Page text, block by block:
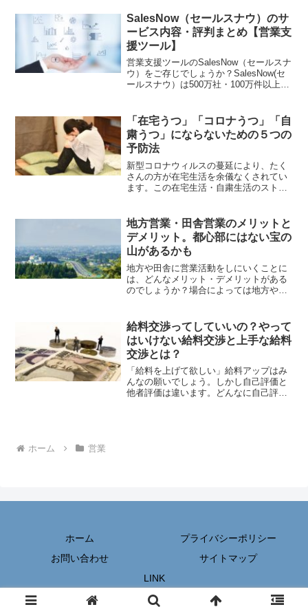
朗報です。アイロンがけ不要の「アイシ
ャツ」を買ってみましたが、本当にアイ
ロン不要ですので紹介します。
SalesNow（セールスナウ）のサ
ービス内容・評判まとめ【営業支
援ツール】
営業支援ツールのSalesNow（セールスナ
ウ）をご存じでしょうか？SalesNow(セ
ールスナウ）は500万社・100万件以上の
こではSalesNowのサービス内容と評判を
紹介します。
「在宅うつ」「コロナうつ」「自
粛うつ」にならないための５つの
予防法
新型コロナウィルスの蔓延により、たく
さんの方が在宅生活を余儀なくされてい
ます。この在宅生活・自粛生活のストレ
「コロナうつ」「自粛うつ」にならない
ように、5つの予防法をご紹介します。
地方営業・田舎営業のメリットと
デメリット。都心部にはない宝の
山があるかも
地方や田舎に営業活動をしにいくことに
は、どんなメリット・デメリットがある
のでしょうか？場合によっては地方や田
があるのか。地方営業・田舎営業を成功
させる方法を解説します。
給料交渉ってしていいの？やって
はいけない給料交渉と上手な給料
交渉とは？
「給料を上げて欲しい」給料アップはみ
んなの願いでしょう。しかし自己評価と
他者評価は違います。どんなに自己評価
ホーム 営業
ホーム
プライバシーポリシー
お問い合わせ
サイトマップ
LINK
© 2019-2026 営業マネジメント.com.